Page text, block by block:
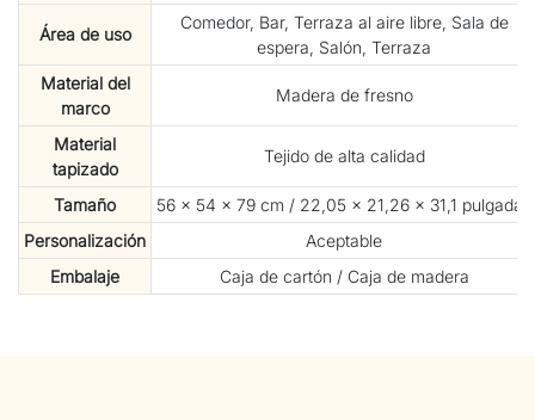
Área de uso
Comedor, Bar, Terraza al aire libre, Sala de
espera, Salón, Terraza
Material del
marco
Madera de fresno
Material
tapizado
Tejido de alta calidad
Tamaño
56 × 54 × 79 cm / 22,05 × 21,26 × 31,1 pulgadas
Personalización
Aceptable
Embalaje
Caja de cartón / Caja de madera